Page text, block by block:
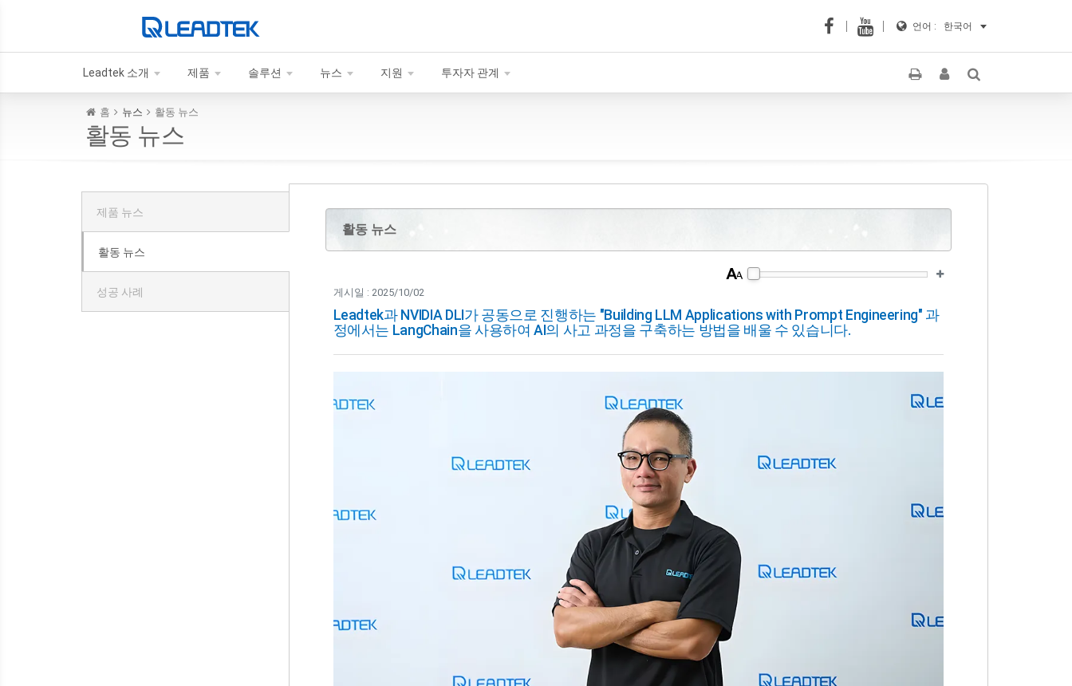
언어 : 한국어
Leadtek 소개 제품 솔루션 뉴스 지원 투자자 관계
홈 뉴스 활동 뉴스
활동 뉴스
제품 뉴스
활동 뉴스
성공 사례
활동 뉴스
게시일 : 2025/10/02
Leadtek과 NVIDIA DLI가 공동으로 진행하는 "Building LLM Applications with Prompt Engineering" 과
정에서는 LangChain을 사용하여 AI의 사고 과정을 구축하는 방법을 배울 수 있습니다.